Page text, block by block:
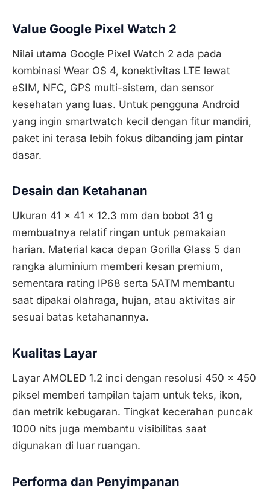
Value Google Pixel Watch 2
Nilai utama Google Pixel Watch 2 ada pada
kombinasi Wear OS 4, konektivitas LTE lewat
eSIM, NFC, GPS multi-sistem, dan sensor
kesehatan yang luas. Untuk pengguna Android
yang ingin smartwatch kecil dengan fitur mandiri,
paket ini terasa lebih fokus dibanding jam pintar
dasar.
Desain dan Ketahanan
Ukuran 41 x 41 x 12.3 mm dan bobot 31 g
membuatnya relatif ringan untuk pemakaian
harian. Material kaca depan Gorilla Glass 5 dan
rangka aluminium memberi kesan premium,
sementara rating IP68 serta 5ATM membantu
saat dipakai olahraga, hujan, atau aktivitas air
sesuai batas ketahanannya.
Kualitas Layar
Layar AMOLED 1.2 inci dengan resolusi 450 x 450
piksel memberi tampilan tajam untuk teks, ikon,
dan metrik kebugaran. Tingkat kecerahan puncak
1000 nits juga membantu visibilitas saat
digunakan di luar ruangan.
Performa dan Penyimpanan